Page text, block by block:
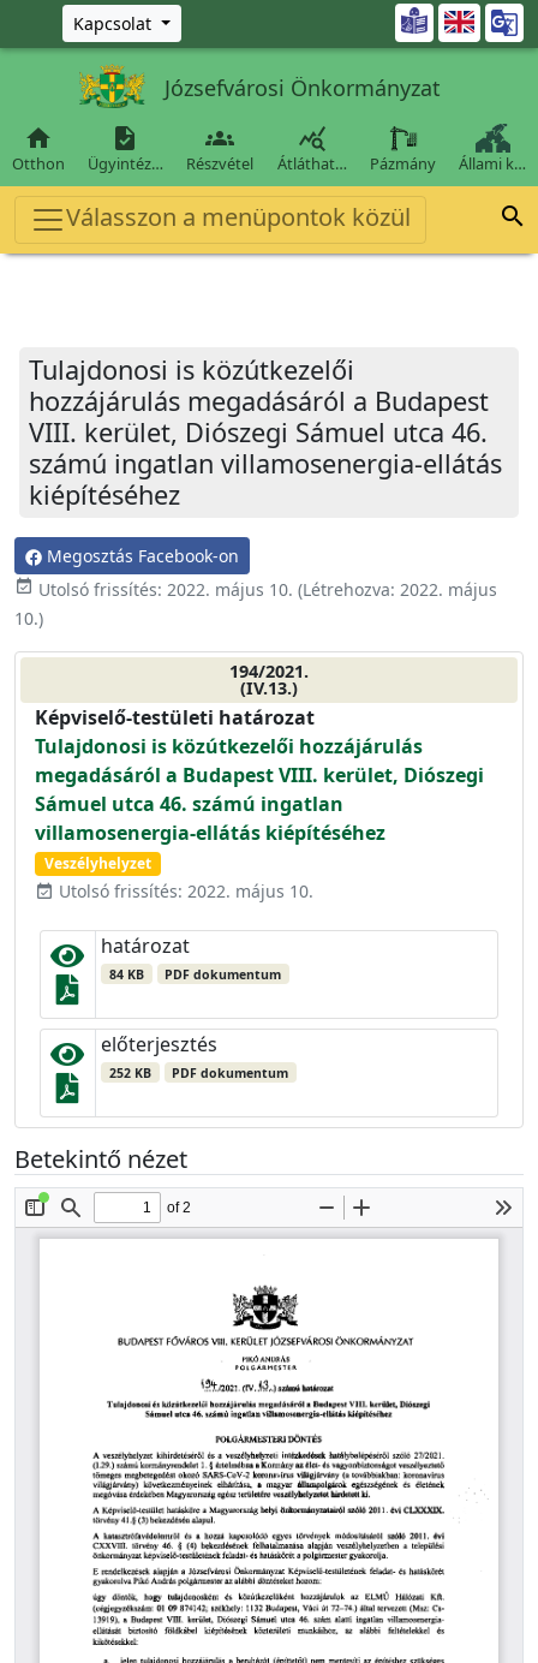
Ugrás a fő tartalomra
Kapcsolat 
Józsefvárosi Önkormányzat

Otthon

Ügyintéz…

Részvétel

Átláthat… Pázmány Állami k…
Válasszon a menüpontok közül 
Tulajdonosi is közútkezelői
hozzájárulás megadásáról a Budapest
VIII. kerület, Diószegi Sámuel utca 46.
számú ingatlan villamosenergia-ellátás
kiépítéséhez
Megosztás Facebook-on
event_available Utolsó frissítés: 2022. május 10. (Létrehozva: 2022. május
10.)
194/2021.
(IV.13.)
Képviselő-testületi határozat
Tulajdonosi is közútkezelői hozzájárulás
megadásáról a Budapest VIII. kerület, Diószegi
Sámuel utca 46. számú ingatlan
villamosenergia-ellátás kiépítéséhez
Veszélyhelyzet
event_available Utolsó frissítés: 2022. május 10.
határozat
84 KB PDF dokumentum
előterjesztés
252 KB PDF dokumentum
Betekintő nézet